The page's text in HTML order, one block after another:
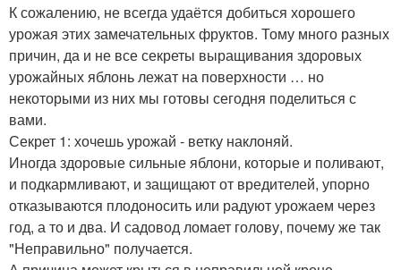
К сожалению, не всегда удаётся добиться хорошего
урожая этих замечательных фруктов. Тому много разных
причин, да и не все секреты выращивания здоровых
урожайных яблонь лежат на поверхности … но
некоторыми из них мы готовы сегодня поделиться с
вами.
Секрет 1: хочешь урожай - ветку наклоняй.
Иногда здоровые сильные яблони, которые и поливают,
и подкармливают, и защищают от вредителей, упорно
отказываются плодоносить или радуют урожаем через
год, а то и два. И садовод ломает голову, почему же так
"Неправильно" получается.